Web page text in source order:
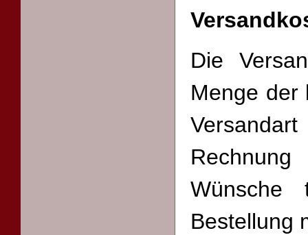
Die
Menge der
Bestellung